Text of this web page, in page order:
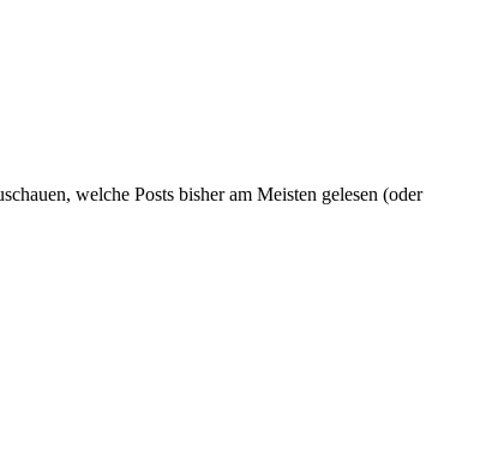
welche Posts bisher am Meisten gelesen (oder